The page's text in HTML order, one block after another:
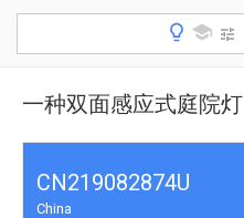
一种双面感应式庭院灯
CN219082874U
China